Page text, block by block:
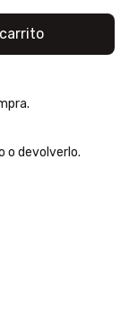
o devolverlo.